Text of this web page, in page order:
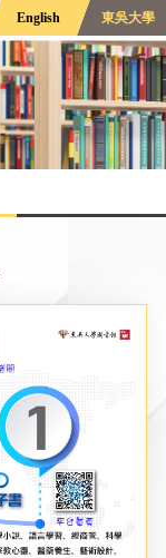
東吳大學
English